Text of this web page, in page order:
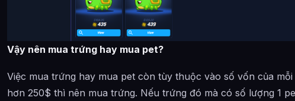
Vậy nên mua trứng hay mua pet?
Việc mua trứng hay mua pet còn tùy thuộc vào số vốn của
hơn 250$ thì nên mua trứng. Nếu trứng đó mà có số lượng 1